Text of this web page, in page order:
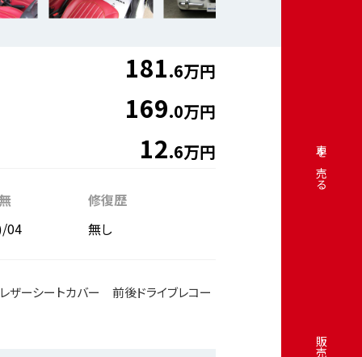
車を売る
181.6万円
169.0万円
12.6万円
04
修復歴
無し
ーシートカバー 前後ドライブレコー